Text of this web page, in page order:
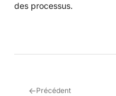
des processus.
←Précédent